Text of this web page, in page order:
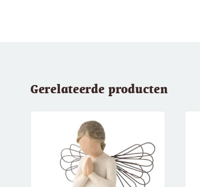
Gerelateerde producten